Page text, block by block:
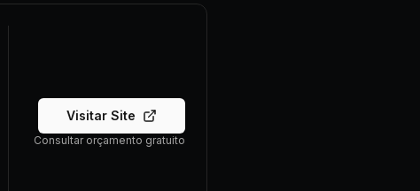
Visitar Site
Consultar orçamento gratuito